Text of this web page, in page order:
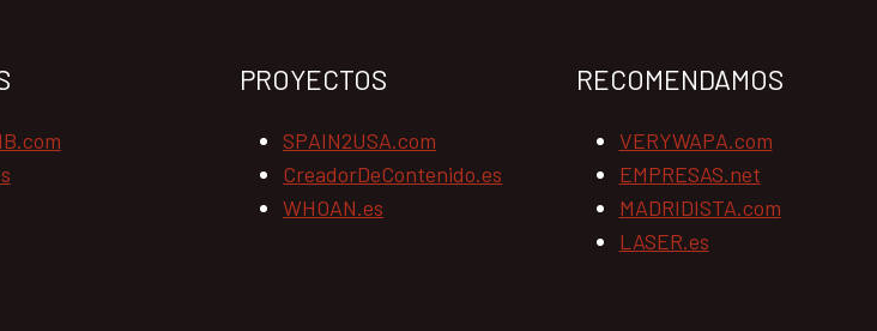
PROYECTOS
SPAIN2USA.com
CreadorDeContenido.es
WHOAN.es
RECOMENDAMOS
VERYWAPA.com
EMPRESAS.net
MADRIDISTA.com
LASER.es